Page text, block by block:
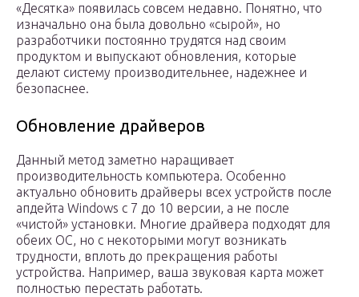
«Десятка» появилась совсем недавно. Понятно, что
изначально она была довольно «сырой», но
разработчики постоянно трудятся над своим
продуктом и выпускают обновления, которые
делают систему производительнее, надежнее и
безопаснее.
Обновление драйверов
Данный метод заметно наращивает
производительность компьютера. Особенно
актуально обновить драйверы всех устройств после
апдейта Windows c 7 до 10 версии, а не после
«чистой» установки. Многие драйвера подходят для
обеих ОС, но с некоторыми могут возникать
трудности, вплоть до прекращения работы
устройства. Например, ваша звуковая карта может
полностью перестать работать.